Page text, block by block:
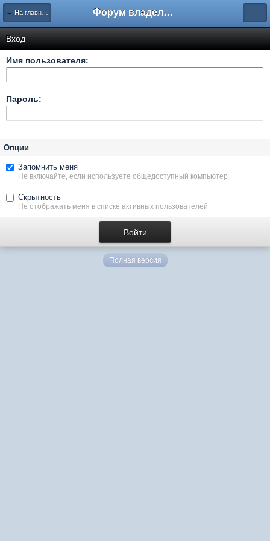
← На главную Форум владельцев интернет-магазинов
Вход
Имя пользователя:
Пароль:
Опции
Запомнить меня
Не включайте, если используете общедоступный компьютер
Скрытность
Не отображать меня в списке активных пользователей
Полная версия